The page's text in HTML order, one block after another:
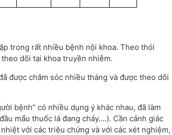
trong rất nhiều bệnh nội khoa. Theo thói
dõi tại khoa truyền nhiễm.
được chăm sóc nhiều tháng và được theo dõi
bệnh” có nhiều dụng ý khác nhau, đã làm
mẩu thuốc lá đang cháy....). Cần cảnh giác
với các triệu chứng và với các xét nghiệm,